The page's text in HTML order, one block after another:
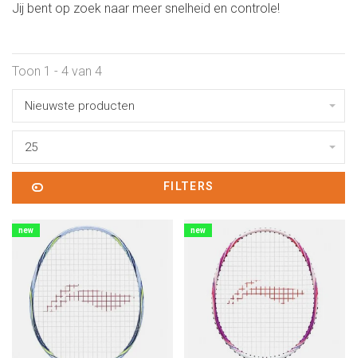
Jij bent op zoek naar meer snelheid en controle!
Toon 1 - 4 van 4
Nieuwste producten
25
FILTERS
new new